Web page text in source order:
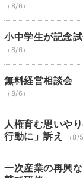
（8/6）
小中学生が記念
（8/6）
無料経営相談会
（8/6）
人権育む思いや
行動に」訴え
（8/5
一次産業の再興